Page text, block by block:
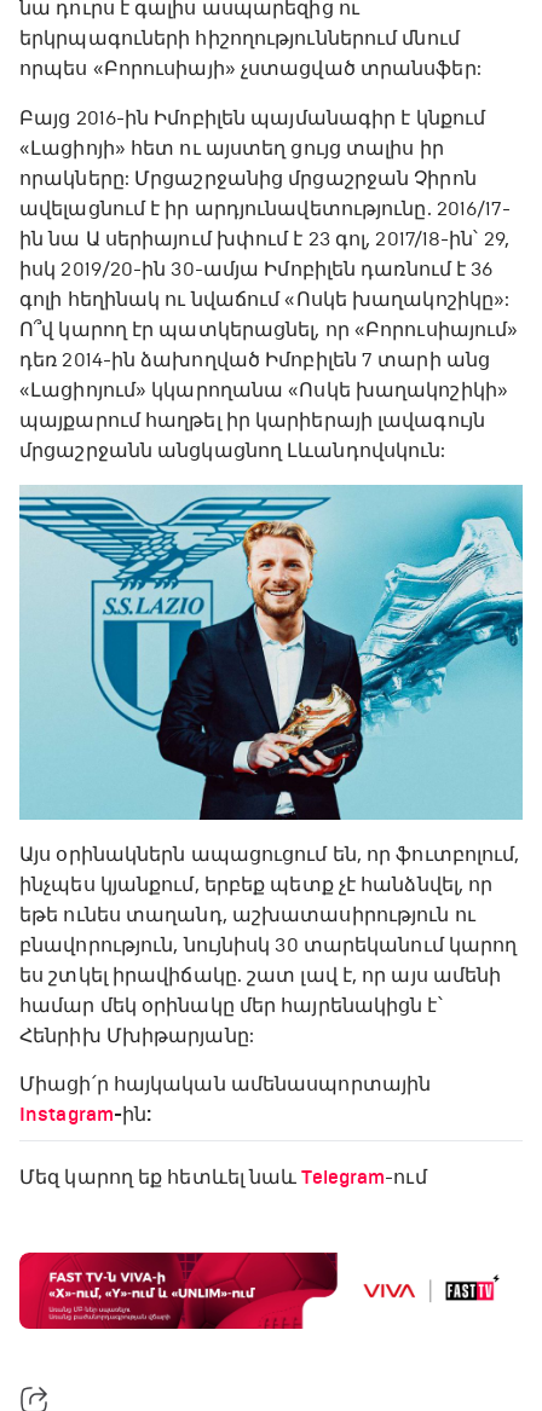
նա դուրս է գալիս ասպարեզից ու
երկրպագուների հիշողություններում մնում
որպես «Բորուսիայի» չստացված տրանսֆեր:
Բայց 2016-ին Իմոբիլեն պայմանագիր է կնքում
«Լացիոյի» հետ ու այստեղ ցույց տալիս իր
որակները: Մրցաշրջանից մրցաշրջան Չիրոն
ավելացնում է իր արդյունավետությունը. 2016/17-
ին նա Ա սերիայում խփում է 23 գոլ, 2017/18-ին՝ 29,
իսկ 2019/20-ին 30-ամյա Իմոբիլեն դառնում է 36
գոլի հեղինակ ու նվաճում «Ոսկե խաղակոշիկը»:
Ո՞վ կարող էր պատկերացնել, որ «Բորուսիայում»
դեռ 2014-ին ձախողված Իմոբիլեն 7 տարի անց
«Լացիոյում» կկարողանա «Ոսկե խաղակոշիկի»
պայքարում հաղթել իր կարիերայի լավագույն
մրցաշրջանն անցկացնող Լևանդովսկուն:
Այս օրինակներն ապացուցում են, որ ֆուտբոլում,
ինչպես կյանքում, երբեք պետք չէ հանձնվել, որ
եթե ունես տաղանդ, աշխատասիրություն ու
բնավորություն, նույնիսկ 30 տարեկանում կարող
ես շտկել իրավիճակը. շատ լավ է, որ այս ամենի
համար մեկ օրինակը մեր հայրենակիցն է՝
Հենրիխ Մխիթարյանը:
Միացի՛ր հայկական ամենասպորտային
Instagram-ին:
Մեզ կարող եք հետևել նաև Telegram-ում